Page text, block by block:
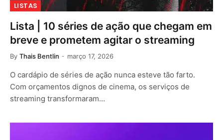
LISTAS
Lista | 10 séries de ação que chegam em
breve e prometem agitar o streaming
By Thais Bentlin março 17, 2026
O cardápio de séries de ação nunca esteve tão farto.
Com orçamentos dignos de cinema, os serviços de
streaming transformaram…